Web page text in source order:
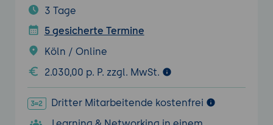
3 Tage
5 gesicherte Termine
Köln / Online
2.030,00 p. P. zzgl. MwSt.
Dritter Mitarbeitende kostenfrei